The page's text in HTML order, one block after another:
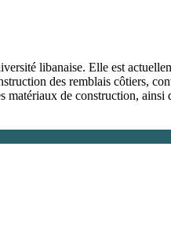
libanaise. Elle est
des remblais côtiers,
matériaux de construction,